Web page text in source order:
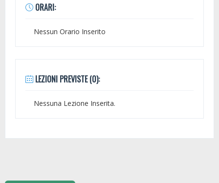
ORARI:
Nessun Orario Inserito
LEZIONI PREVISTE (0):
Nessuna Lezione Inserita.